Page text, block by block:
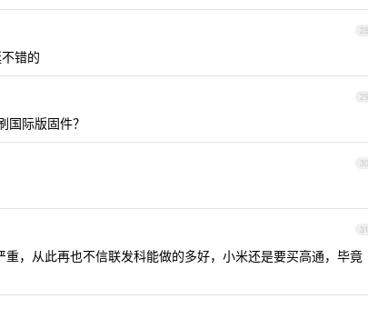
28
错的
29
际版固件？
30
31
，从此再也不信联发科能做的多好，小米还是要买高通，毕竟